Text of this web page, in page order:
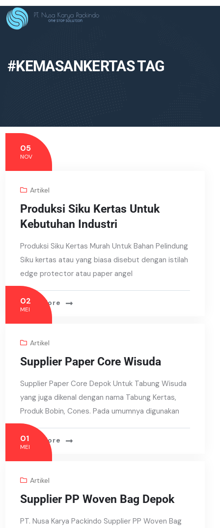
#KEMASANKERTAS TAG
05
NOV
Artikel
Produksi Siku Kertas Untuk
Kebutuhan Industri
Produksi Siku Kertas Murah Untuk Bahan Pelindung
Siku kertas atau yang biasa disebut dengan istilah
edge protector atau paper angel
Read More
02
MEI
Artikel
Supplier Paper Core Wisuda
Supplier Paper Core Depok Untuk Tabung Wisuda
yang juga dikenal dengan nama Tabung Kertas,
Produk Bobin, Cones. Pada umumnya digunakan
Read More
01
MEI
Artikel
Supplier PP Woven Bag Depok
PT. Nusa Karya Packindo Supplier PP Woven Bag